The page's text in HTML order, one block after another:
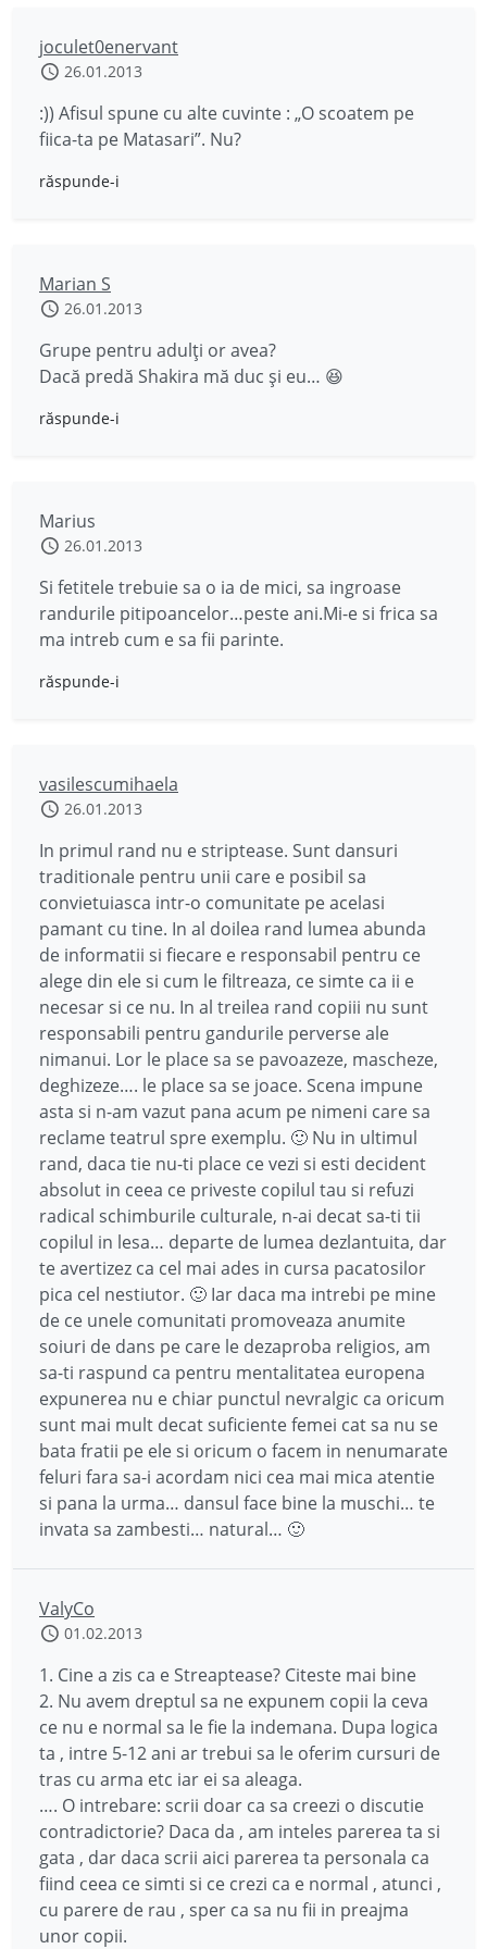
joculet0enervant
26.01.2013
:)) Afisul spune cu alte cuvinte : „O scoatem pe
fiica-ta pe Matasari”. Nu?
răspunde-i
Marian S
26.01.2013
Grupe pentru adulţi or avea?
Dacă predă Shakira mă duc şi eu… 😆
răspunde-i
Marius
26.01.2013
Si fetitele trebuie sa o ia de mici, sa ingroase
randurile pitipoancelor…peste ani.Mi-e si frica sa
ma intreb cum e sa fii parinte.
răspunde-i
vasilescumihaela
26.01.2013
In primul rand nu e striptease. Sunt dansuri
traditionale pentru unii care e posibil sa
convietuiasca intr-o comunitate pe acelasi
pamant cu tine. In al doilea rand lumea abunda
de informatii si fiecare e responsabil pentru ce
alege din ele si cum le filtreaza, ce simte ca ii e
necesar si ce nu. In al treilea rand copiii nu sunt
responsabili pentru gandurile perverse ale
nimanui. Lor le place sa se pavoazeze, mascheze,
deghizeze…. le place sa se joace. Scena impune
asta si n-am vazut pana acum pe nimeni care sa
reclame teatrul spre exemplu. 🙂 Nu in ultimul
rand, daca tie nu-ti place ce vezi si esti decident
absolut in ceea ce priveste copilul tau si refuzi
radical schimburile culturale, n-ai decat sa-ti tii
copilul in lesa… departe de lumea dezlantuita, dar
te avertizez ca cel mai ades in cursa pacatosilor
pica cel nestiutor. 🙂 Iar daca ma intrebi pe mine
de ce unele comunitati promoveaza anumite
soiuri de dans pe care le dezaproba religios, am
sa-ti raspund ca pentru mentalitatea europena
expunerea nu e chiar punctul nevralgic ca oricum
sunt mai mult decat suficiente femei cat sa nu se
bata fratii pe ele si oricum o facem in nenumarate
feluri fara sa-i acordam nici cea mai mica atentie
si pana la urma… dansul face bine la muschi… te
invata sa zambesti… natural… 🙂
ValyCo
01.02.2013
1. Cine a zis ca e Streaptease? Citeste mai bine
2. Nu avem dreptul sa ne expunem copii la ceva
ce nu e normal sa le fie la indemana. Dupa logica
ta , intre 5-12 ani ar trebui sa le oferim cursuri de
tras cu arma etc iar ei sa aleaga.
…. O intrebare: scrii doar ca sa creezi o discutie
contradictorie? Daca da , am inteles parerea ta si
gata , dar daca scrii aici parerea ta personala ca
fiind ceea ce simti si ce crezi ca e normal , atunci ,
cu parere de rau , sper ca sa nu fii in preajma
unor copii.